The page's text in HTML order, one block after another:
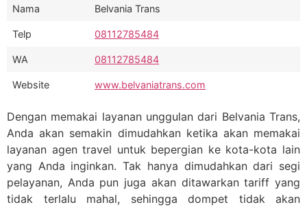
Nama Belvania Trans
Telp 08112785484
WA 08112785484
Website www.belvaniatrans.com
Dengan memakai layanan unggulan dari Belvania Trans,
Anda akan semakin dimudahkan ketika akan memakai
layanan agen travel untuk bepergian ke kota-kota lain
yang Anda inginkan. Tak hanya dimudahkan dari segi
pelayanan, Anda pun juga akan ditawarkan tariff yang
tidak terlalu mahal, sehingga dompet tidak akan